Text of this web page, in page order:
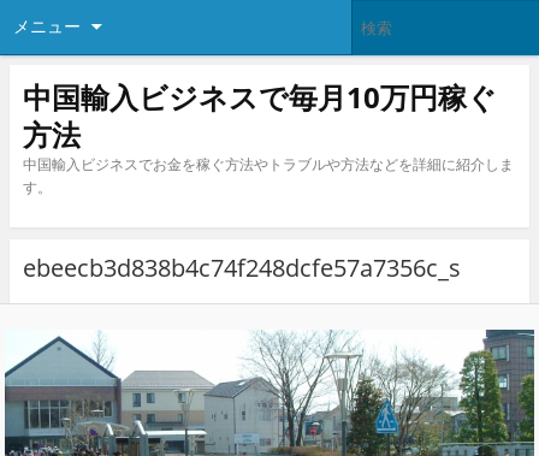
メニュー
中国輸入ビジネスで毎月10万円稼ぐ
方法
中国輸入ビジネスでお金を稼ぐ方法やトラブルや方法などを詳細に紹介しま
す。
ebeecb3d838b4c74f248dcfe57a7356c_s